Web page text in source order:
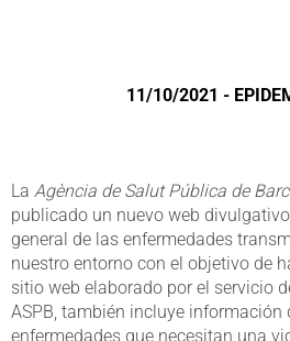
11/10/2021 -
La Agència de Salut Pública de
publicado un nuevo web
general de las enfermedades
nuestro entorno con el objetivo de
sitio web elaborado por el servicio
ASPB, también incluye información
enfermedades que necesitan una